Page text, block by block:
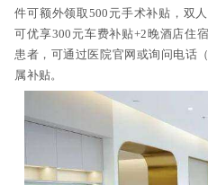
件可额外领取500元手术补贴，双
可优享300元车费补贴+2晚酒店住
患者，可通过医院官网或询问电话
属补贴。